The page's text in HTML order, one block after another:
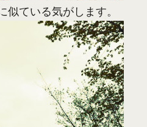
ている気がします。